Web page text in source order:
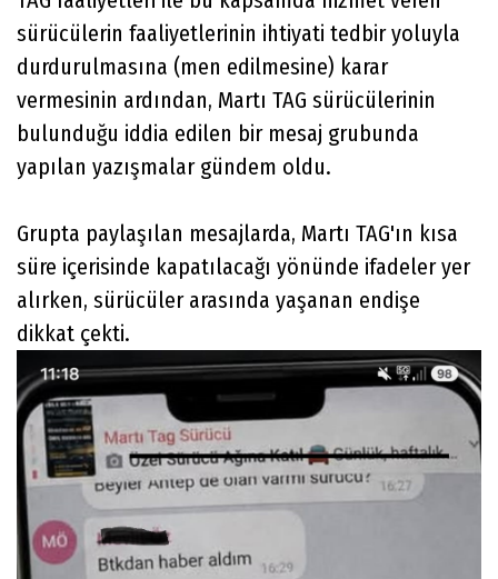
sürücülerin faaliyetlerinin ihtiyati tedbir yoluyla
durdurulmasına (men edilmesine) karar
vermesinin ardından, Martı TAG sürücülerinin
bulunduğu iddia edilen bir mesaj grubunda
yapılan yazışmalar gündem oldu.
Grupta paylaşılan mesajlarda, Martı TAG'ın kısa
süre içerisinde kapatılacağı yönünde ifadeler yer
alırken, sürücüler arasında yaşanan endişe
dikkat çekti.